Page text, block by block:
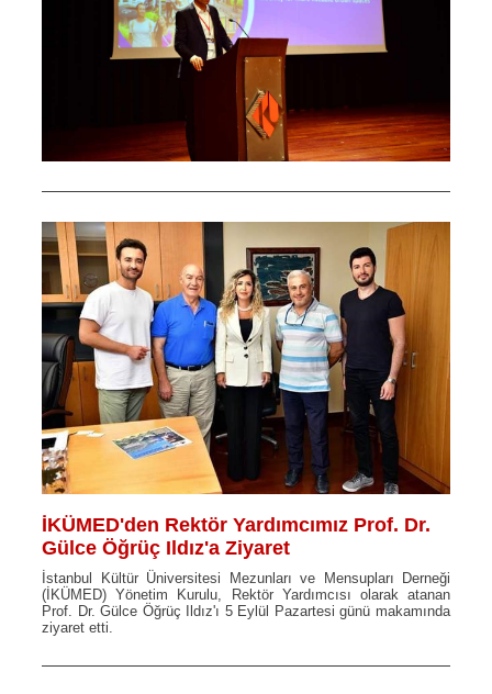
İKÜMED'den Rektör Yardımcımız Prof. Dr.
Gülce Öğrüç Ildız'a Ziyaret
İstanbul Kültür Üniversitesi Mezunları ve Mensupları Derneği
(İKÜMED) Yönetim Kurulu, Rektör Yardımcısı olarak atanan
Prof. Dr. Gülce Öğrüç Ildız'ı 5 Eylül Pazartesi günü makamında
ziyaret etti.